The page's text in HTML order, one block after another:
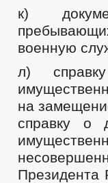
к)
военную
л) справку
на
справку о
Президента